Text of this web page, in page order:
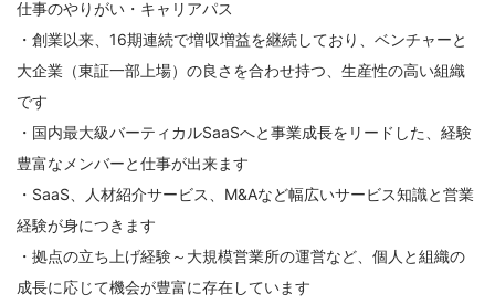
仕事のやりがい・キャリアパス
・創業以来、16期連続で増収増益を継続しており、ベンチャーと
大企業（東証一部上場）の良さを合わせ持つ、生産性の高い組織
です
・国内最大級バーティカルSaaSへと事業成長をリードした、経験
豊富なメンバーと仕事が出来ます
・SaaS、人材紹介サービス、M&Aなど幅広いサービス知識と営業
経験が身につきます
・拠点の立ち上げ経験～大規模営業所の運営など、個人と組織の
成長に応じて機会が豊富に存在しています